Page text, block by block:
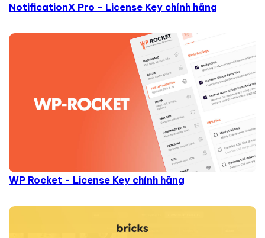
NotificationX Pro - License Key chính hãng
WP Rocket - License Key chính hãng